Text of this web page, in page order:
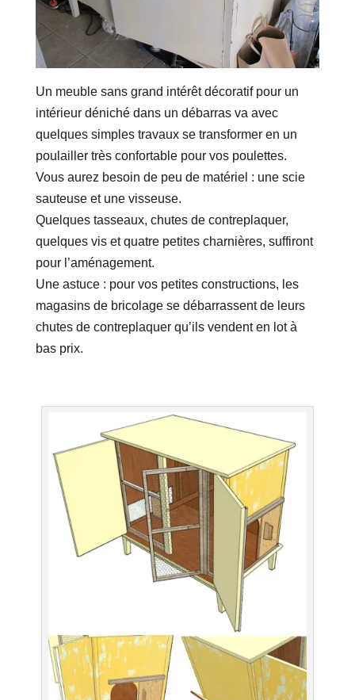
Un meuble sans grand intérêt décoratif pour un
intérieur déniché dans un débarras va avec
quelques simples travaux se transformer en un
poulailler très confortable pour vos poulettes.
Vous aurez besoin de peu de matériel : une scie
sauteuse et une visseuse.
Quelques tasseaux, chutes de contreplaquer,
quelques vis et quatre petites charnières, suffiront
pour l’aménagement.
Une astuce : pour vos petites constructions, les
magasins de bricolage se débarrassent de leurs
chutes de contreplaquer qu’ils vendent en lot à
bas prix.